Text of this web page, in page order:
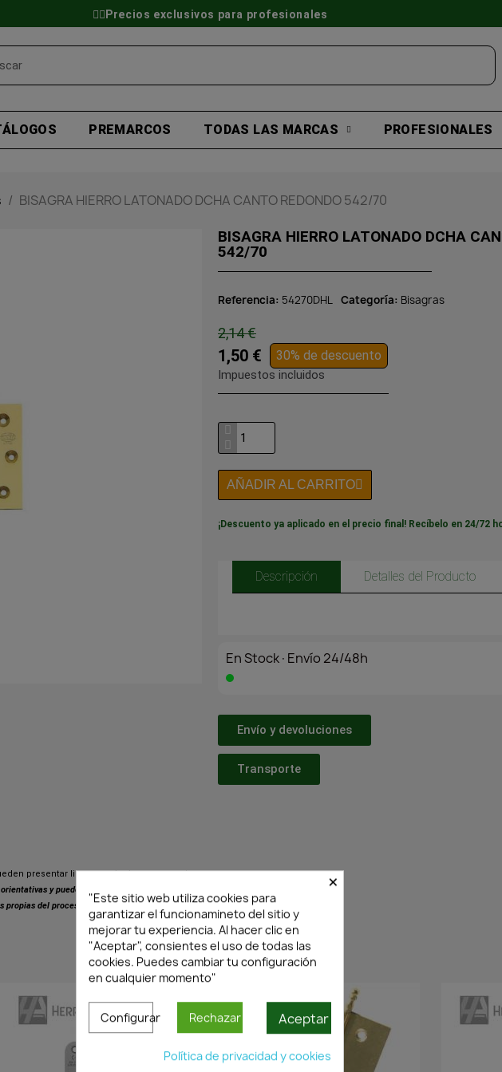
👷‍♂️Precios exclusivos para profesionales
PREMARCOS TODAS LAS MARCAS PROFESIONALES
BISAGRA HIERRO LATONADO DCHA CANTO REDONDO 542/70
presentar ligeras variaciones respecto
y pueden presentar pequeñas
propias del proceso de fabricación.
BISAGRA HIERRO LATONADO DCHA
542/70
Referencia 54270DHL Categoría Bisagras
2,14 €
1,50 € 30% de descuento
Impuestos incluidos
AÑADIR AL CARRITO
¡Descuento ya aplicado en el precio final! Recíbelo en 24/72
Descripción Detalles del Producto
En Stock·Envío 24/48h
Envío y devoluciones
Transporte
PRODUCTOS SIMILARES
×
"Este sitio web utiliza cookies para
garantizar el funcionamineto del sitio y
mejorar tu experiencia. Al hacer clic en
"Aceptar", consientes el uso de todas las
cookies. Puedes cambiar tu configuración
en cualquier momento"
Configurar Rechazar Aceptar
Política de privacidad y cookies